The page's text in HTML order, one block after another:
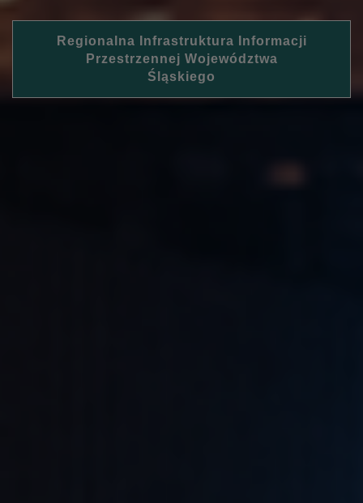
Regionalna Infrastruktura Informacji
Przestrzennej Województwa
Śląskiego